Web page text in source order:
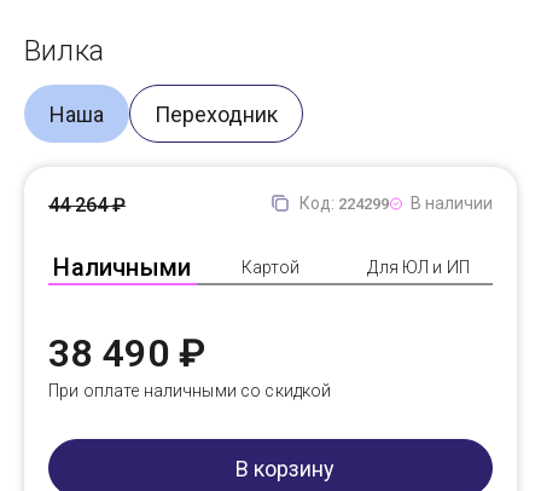
Вилка
Наша Переходник
Код: 224299 В наличии
Наличными Картой Для ЮЛ и ИП
44 264 ₽
38 490 ₽
При оплате наличными со скидкой
В корзину